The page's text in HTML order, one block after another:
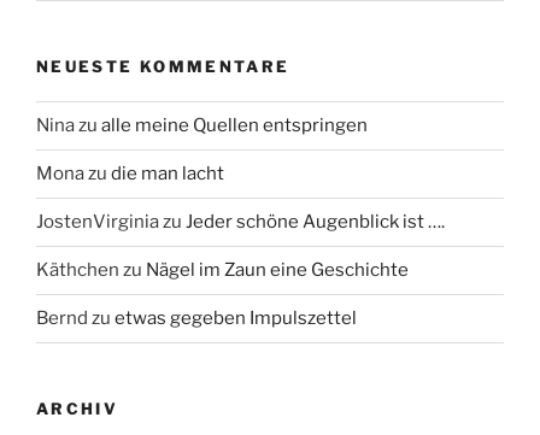
NEUESTE KOMMENTARE
Ninazu alle meine Quellen entspringen
Monazu die man lacht
JostenVirginiazu Jeder schöne Augenblick ist ….
Käthchen zu Nägel im Zaun eine Geschichte
Bernd zu etwas gegeben Impulszettel
ARCHIV